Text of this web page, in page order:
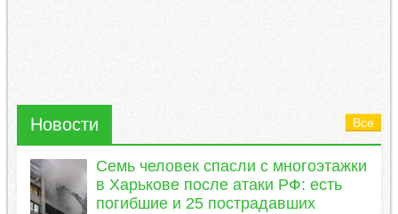
Новости Все
Семь человек спасли с многоэтажки
в Харькове после атаки РФ: есть
погибшие и 25 пострадавших